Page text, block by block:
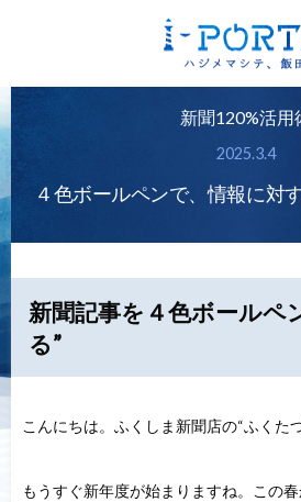
新聞120%活用
2025.3.4
４色ボールペンで、情報に対
新聞記事を４色ボールペ
る”
こんにちは。ふくしま新聞店の“ふくた
もうすぐ新年度が始まりますね。この春